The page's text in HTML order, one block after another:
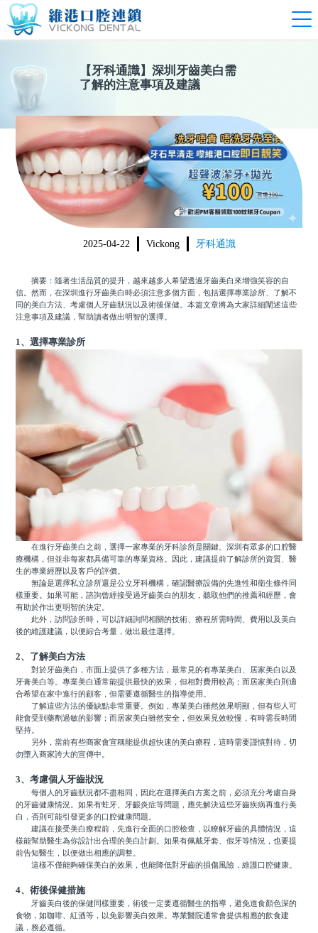
【 牙科通識】 深圳牙齒美白需
了解的注意事項及建議
2025-04-22 Vickong 牙科通識
摘要：隨著生活品質的提升，越來越多人希望透過牙齒美白來增強笑容的自
信。然而，在深圳進行牙齒美白時必須注意多個方面，包括選擇專業診所、了解不
同的美白方法、考慮個人牙齒狀況以及術後保健。本篇文章將為大家詳細闡述這些
注意事項及建議，幫助讀者做出明智的選擇。
1、選擇專業診所
在進行牙齒美白之前，選擇一家專業的牙科診所是關鍵。深圳有眾多的口腔醫
療機構，但並非每家都具備可靠的專業資格。因此，建議提前了解診所的資質、醫
生的專業經歷以及客戶的評價。
無論是選擇私立診所還是公立牙科機構，確認醫療設備的先進性和衛生條件同
樣重要。如果可能，諮詢曾經接受過牙齒美白的朋友，聽取他們的推薦和經歷，會
有助於作出更明智的決定。
此外，訪問診所時，可以詳細詢問相關的技術、療程所需時間、費用以及美白
後的維護建議，以便綜合考量，做出最佳選擇。
2、了解美白方法
對於牙齒美白，市面上提供了多種方法，最常見的有專業美白、居家美白以及
牙膏美白等。專業美白通常能提供最快的效果，但相對費用較高；而居家美白則適
合希望在家中進行的顧客，但需要遵循醫生的指導使用。
了解這些方法的優缺點非常重要。例如，專業美白雖然效果明顯，但有些人可
能會受到藥劑過敏的影響；而居家美白雖然安全，但效果見效較慢，有時需長時間
堅持。
另外，當前有些商家會宣稱能提供超快速的美白療程，這時需要謹慎對待，切
勿墮入商家誇大的宣傳中。
3、考慮個人牙齒狀況
每個人的牙齒狀況都不盡相同，因此在選擇美白方案之前，必須充分考慮自身
的牙齒健康情況。如果有蛀牙、牙齦炎症等問題，應先解決這些牙齒疾病再進行美
白，否則可能引發更多的口腔健康問題。
建議在接受美白療程前，先進行全面的口腔檢查，以瞭解牙齒的具體情況，這
樣能幫助醫生為你設計出合理的美白計劃。如果有佩戴牙套、假牙等情況，也要提
前告知醫生，以便做出相應的調整。
這樣不僅能夠確保美白的效果，也能降低對牙齒的損傷風險，維護口腔健康。
4、術後保健措施
牙齒美白後的保健同樣重要，術後一定要遵循醫生的指導，避免進食顏色深的
食物，如咖啡、紅酒等，以免影響美白效果。專業醫院通常會提供相應的飲食建
議，務必遵循。